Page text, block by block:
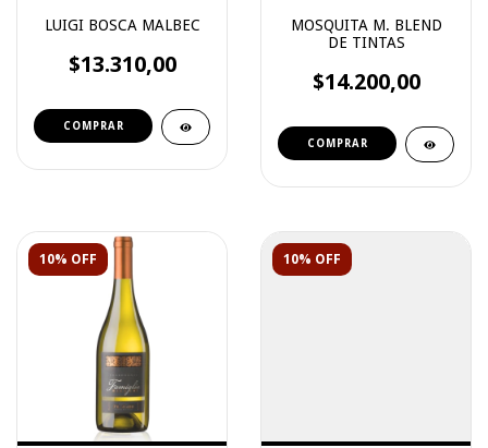
LUIGI BOSCA MALBEC
$13.310,00
MOSQUITA M. BLEND
DE TINTAS
$14.200,00
10% OFF 10% OFF